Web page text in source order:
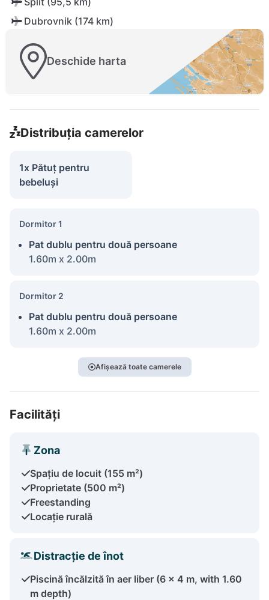
Dubrovnik (174 km)
Deschide harta
Distribuția camerelor
1x Pătuț pentru
bebeluși
Dormitor 1
Pat dublu pentru două persoane
1.60m x 2.00m
Dormitor 2
Pat dublu pentru două persoane
1.60m x 2.00m
Afișează toate camerele
Facilități
Zona
Spațiu de locuit (155 m²)
Proprietate (500 m²)
Freestanding
Locație rurală
Distracție de înot
Piscină încălzită în aer liber (6 x 4 m, with 1.60
m depth)